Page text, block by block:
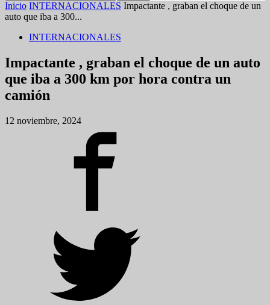
Inicio INTERNACIONALES Impactante , graban el choque de un
auto que iba a 300...
INTERNACIONALES
Impactante , graban el choque de un auto
que iba a 300 km por hora contra un
camión
12 noviembre, 2024